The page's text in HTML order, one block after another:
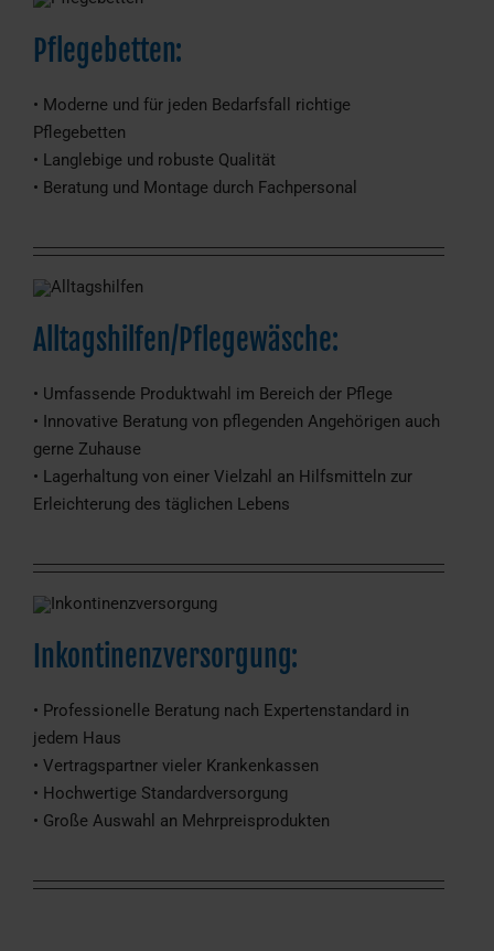
Pflegebetten:
• Moderne und für jeden Bedarfsfall richtige
Pflegebetten
• Langlebige und robuste Qualität
• Beratung und Montage durch Fachpersonal
Alltagshilfen/Pflegewäsche:
• Umfassende Produktwahl im Bereich der Pflege
• Innovative Beratung von pflegenden Angehörigen auch
gerne Zuhause
• Lagerhaltung von einer Vielzahl an Hilfsmitteln zur
Erleichterung des täglichen Lebens
Inkontinenzversorgung:
• Professionelle Beratung nach Expertenstandard in
jedem Haus
• Vertragspartner vieler Krankenkassen
• Hochwertige Standardversorgung
• Große Auswahl an Mehrpreisprodukten